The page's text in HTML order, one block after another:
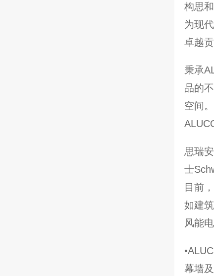
构思
为现
卓越贡
秉承
品的
空间
思瑞
士
目前
如建
风能
幕墙